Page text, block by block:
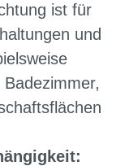
ist für
und